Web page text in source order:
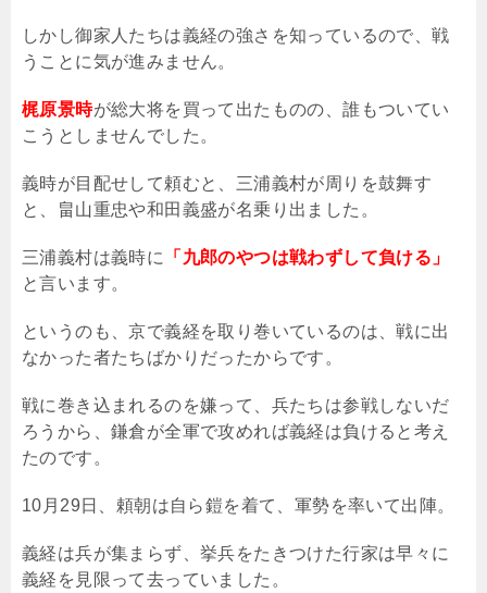
しかし御家人たちは義経の強さを知っているので、戦
うことに気が進みません。
梶原景時が総大将を買って出たものの、誰もついてい
こうとしませんでした。
義時が目配せして頼むと、三浦義村が周りを鼓舞す
と、畠山重忠や和田義盛が名乗り出ました。
三浦義村は義時に
「九郎のやつは戦わずして負ける」
と言います。
というのも、京で義経を取り巻いているのは、戦に出
なかった者たちばかりだったからです。
戦に巻き込まれるのを嫌って、兵たちは参戦しないだ
ろうから、鎌倉が全軍で攻めれば義経は負けると考え
たのです。
10月29日、頼朝は自ら鎧を着て、軍勢を率いて出陣。
義経は兵が集まらず、挙兵をたきつけた行家は早々に
義経を見限って去っていました。